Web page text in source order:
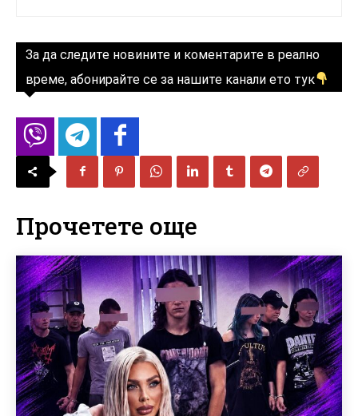
За да следите новините и коментарите в реално
време, абонирайте се за нашите канали ето тук
Прочетете още